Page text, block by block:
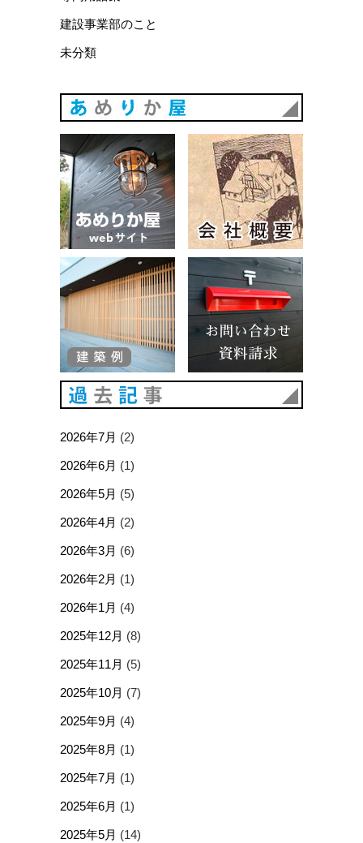
建設事業部のこと
未分類
あめりか屋WEBサイト
2026年7月 (2)
2026年6月 (1)
2026年5月 (5)
2026年4月 (2)
2026年3月 (6)
2026年2月 (1)
2026年1月 (4)
2025年12月 (8)
2025年11月 (5)
2025年10月 (7)
2025年9月 (4)
2025年8月 (1)
2025年7月 (1)
2025年6月 (1)
2025年5月 (14)